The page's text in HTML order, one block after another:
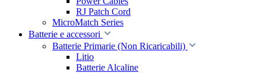
RJ Patch Cord
MicroMatch Series
Batterie e accessori
Batterie Primarie (Non Ricaricabili)
Litio
Batterie Alcaline